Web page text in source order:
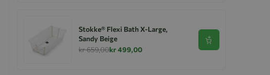
Stokke® Flexi Bath X-Large,
Sandy Beige
kr 659,00kr 499,00
Se produkt